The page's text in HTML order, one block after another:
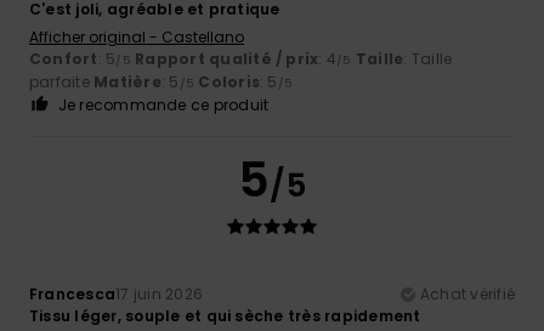
C'est joli, agréable et pratique
Afficher original - Castellano
Confort: 5/5 Rapport qualité / prix: 4/5 Taille: Taille
parfaite Matière: 5 /5 Coloris: 5 /5
Je recommande ce produit
5/5
Francesca17 juin 2026
Achat vérifié
Tissu léger, souple et qui sèche très rapidement